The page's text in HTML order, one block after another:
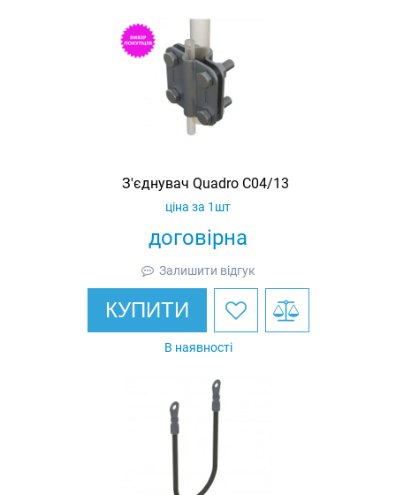
З'єднувач Quadro С04/13
договірна
ціна за 1шт
Залишити відгук
КУПИТИ
В наявності